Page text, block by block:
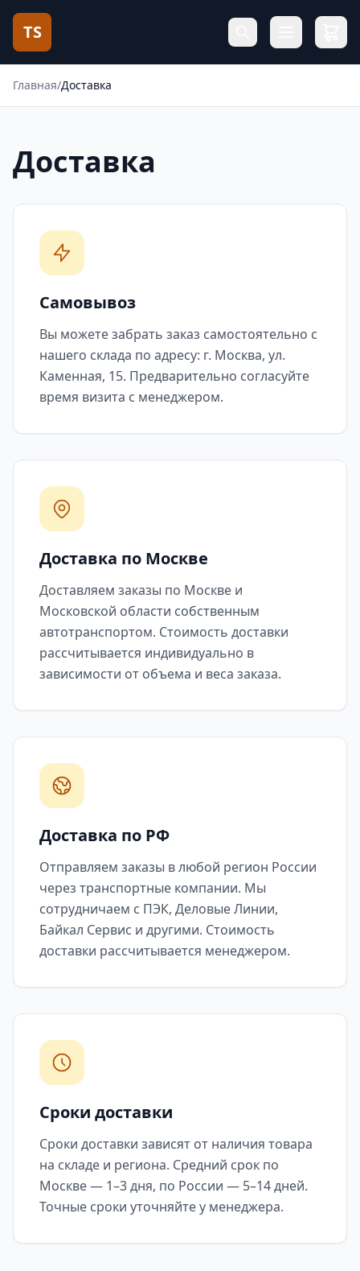
TS
Главная/Доставка
Доставка
Самовывоз
Вы можете забрать заказ самостоятельно с
нашего склада по адресу: г. Москва, ул.
Каменная, 15. Предварительно согласуйте
время визита с менеджером.
Доставка по Москве
Доставляем заказы по Москве и
Московской области собственным
автотранспортом. Стоимость доставки
рассчитывается индивидуально в
зависимости от объема и веса заказа.
Доставка по РФ
Отправляем заказы в любой регион России
через транспортные компании. Мы
сотрудничаем с ПЭК, Деловые Линии,
Байкал Сервис и другими. Стоимость
доставки рассчитывается менеджером.
Сроки доставки
Сроки доставки зависят от наличия товара
на складе и региона. Средний срок по
Москве — 1–3 дня, по России — 5–14 дней.
Точные сроки уточняйте у менеджера.